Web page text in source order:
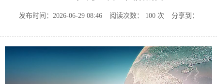
发布时间：2026-06-29 08:46 阅读次数： 100次 分享到：